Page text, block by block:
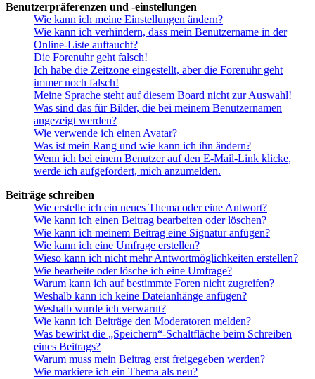
Benutzerpräferenzen und -einstellungen
Wie kann ich meine Einstellungen ändern?
Wie kann ich verhindern, dass mein Benutzername in der
Online-Liste auftaucht?
Die Forenuhr geht falsch!
Ich habe die Zeitzone eingestellt, aber die Forenuhr geht
immer noch falsch!
Meine Sprache steht auf diesem Board nicht zur Auswahl!
Was sind das für Bilder, die bei meinem Benutzernamen
angezeigt werden?
Wie verwende ich einen Avatar?
Was ist mein Rang und wie kann ich ihn ändern?
Wenn ich bei einem Benutzer auf den E-Mail-Link klicke,
werde ich aufgefordert, mich anzumelden.
Beiträge schreiben
Wie erstelle ich ein neues Thema oder eine Antwort?
Wie kann ich einen Beitrag bearbeiten oder löschen?
Wie kann ich meinem Beitrag eine Signatur anfügen?
Wie kann ich eine Umfrage erstellen?
Wieso kann ich nicht mehr Antwortmöglichkeiten erstellen?
Wie bearbeite oder lösche ich eine Umfrage?
Warum kann ich auf bestimmte Foren nicht zugreifen?
Weshalb kann ich keine Dateianhänge anfügen?
Weshalb wurde ich verwarnt?
Wie kann ich Beiträge den Moderatoren melden?
Was bewirkt die „Speichern“-Schaltfläche beim Schreiben
eines Beitrags?
Warum muss mein Beitrag erst freigegeben werden?
Wie markiere ich ein Thema als neu?